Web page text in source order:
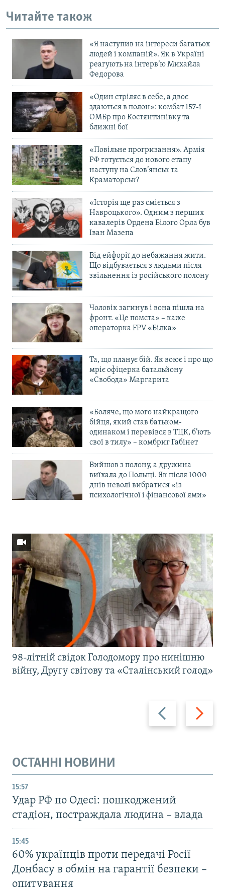
Читайте також
«Я наступив на інтереси багатьох
людей і компаній». Як в Україні
реагують на інтерв’ю Михайла
Федорова
«Один стріляє в себе, а двоє
здаються в полон»: комбат 157-ї
ОМБр про Костянтинівку та
ближні бої
«Повільне прогризання». Армія
РФ готується до нового етапу
наступу на Слов’янськ та
Краматорськ?
«Історія ще раз сміється з
Навроцького». Одним з перших
кавалерів Ордена Білого Орла був
Іван Мазепа
Від ейфорії до небажання жити.
Що відбувається з людьми після
звільнення із російського полону
Чоловік загинув і вона пішла на
фронт. «Це помста» – каже
операторка FPV «Білка»
Та, що планує бій. Як воює і про що
мріє офіцерка батальйону
«Свобода» Маргарита
«Боляче, що мого найкращого
бійця, який став батьком-
одинаком і перевівся в ТЦК, б’ють
свої в тилу» – комбриг Габінет
Вийшов з полону, а дружина
виїхала до Польщі. Як після 1000
днів неволі вибратися «із
психологічної і фінансової ями»
Назад Вперед
98-літній свідок Голодомору про нинішню
війну, Другу світову та «Сталінський голод»
ОСТАННІ НОВИНИ
15:57
Удар РФ по Одесі: пошкоджений
стадіон, постраждала людина – влада
15:45
60% українців проти передачі Росії
Донбасу в обмін на гарантії безпеки –
опитування